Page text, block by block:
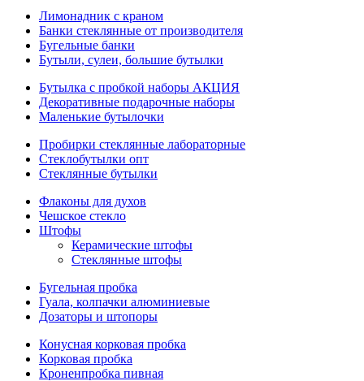
Лимонадник с краном
Банки стеклянные от производителя
Бугельные банки
Бутыли, сулеи, большие бутылки
Бутылка с пробкой наборы АКЦИЯ
Декоративные подарочные наборы
Маленькие бутылочки
Пробирки стеклянные лабораторные
Стеклобутылки опт
Стеклянные бутылки
Флаконы для духов
Чешское стекло
Штофы
Керамические штофы
Стеклянные штофы
Бугельная пробка
Гуала, колпачки алюминиевые
Дозаторы и штопоры
Конусная корковая пробка
Корковая пробка
Кроненпробка пивная